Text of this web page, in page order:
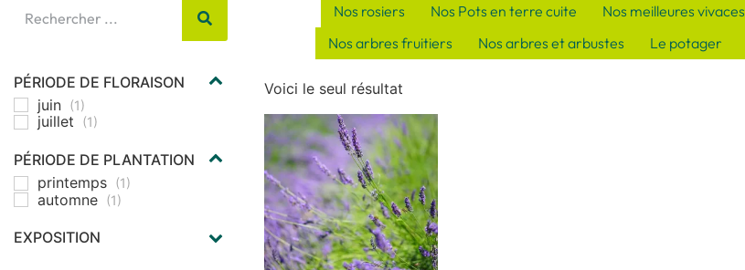
PÉRIODE DE FLORAISON
juin (1)
juillet (1)
PÉRIODE DE PLANTATION
printemps (1)
automne (1)
EXPOSITION
Nos rosiers Nos Pots en terre cuite Nos meilleures vivaces
Nos arbres fruitiers
Nos arbres et arbustes Le potager
Voici le seul résultat